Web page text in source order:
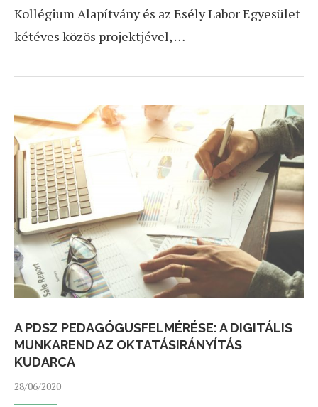
Kollégium Alapítvány és az Esély Labor Egyesület
kétéves közös projektjével, …
A PDSZ PEDAGÓGUSFELMÉRÉSE: A DIGITÁLIS
MUNKAREND AZ OKTATÁSIRÁNYÍTÁS
KUDARCA
28/06/2020